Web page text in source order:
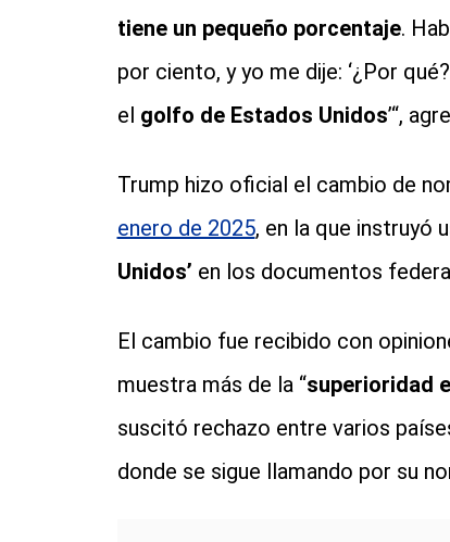
tiene un pequeño porcentaje.
por ciento, y yo me dije: ‘¿Por
el golfo de Estados Unidos’“,
Trump hizo oficial el cambio de
enero de 2025, en la que instruyó
Unidos’ en los documentos
El cambio fue recibido con
muestra más de la “superioridad
suscitó rechazo entre varios
donde se sigue llamando por su